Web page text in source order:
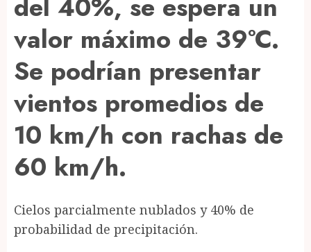
valor máximo de 39°C.
Se podrían presentar
vientos promedios de
10 km/h con rachas de
60 km/h.
Cielos parcialmente nublados y 40% de
probabilidad de precipitación.